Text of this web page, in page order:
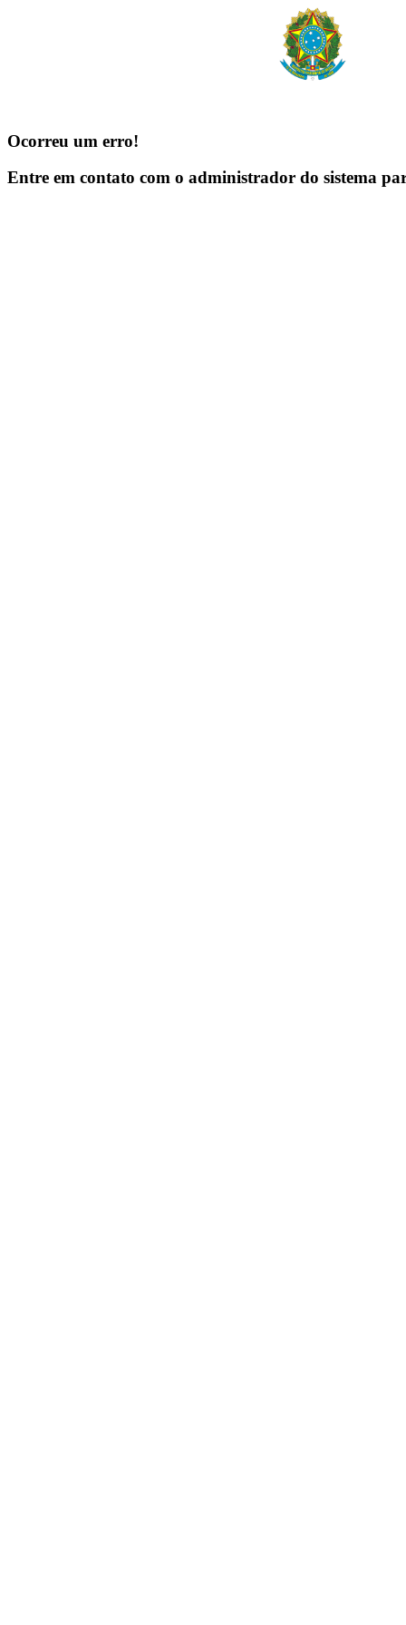
Ocorreu um erro!
Entre em contato com o administrador do sistema